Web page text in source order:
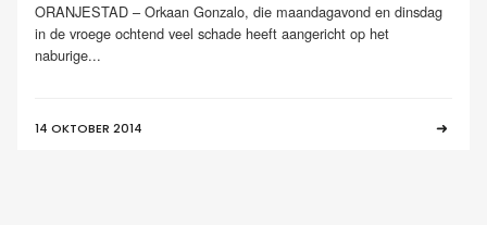
ORANJESTAD – Orkaan Gonzalo, die maandagavond en dinsdag
in de vroege ochtend veel schade heeft aangericht op het
naburige...
14 OKTOBER 2014